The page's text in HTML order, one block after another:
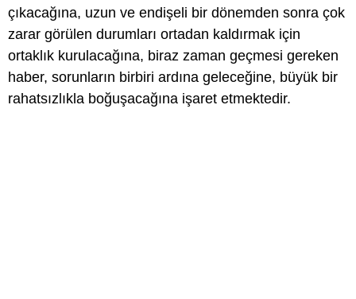
çıkacağına, uzun ve endişeli bir dönemden sonra çok
zarar görülen durumları ortadan kaldırmak için
ortaklık kurulacağına, biraz zaman geçmesi gereken
haber, sorunların birbiri ardına geleceğine, büyük bir
rahatsızlıkla boğuşacağına işaret etmektedir.